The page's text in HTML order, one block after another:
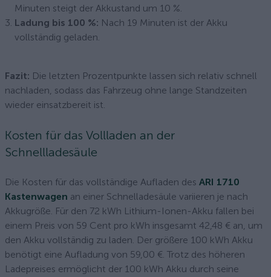
Minuten steigt der Akkustand um 10 %.
Ladung bis 100 %: Nach 19 Minuten ist der Akku
vollständig geladen.
Fazit: Die letzten Prozentpunkte lassen sich relativ schnell
nachladen, sodass das Fahrzeug ohne lange Standzeiten
wieder einsatzbereit ist.
Kosten für das Vollladen an der
Schnellladesäule
Die Kosten für das vollständige Aufladen des ARI 1710
Kastenwagen an einer Schnelladesäule variieren je nach
Akkugröße. Für den 72 kWh Lithium-Ionen-Akku fallen bei
einem Preis von 59 Cent pro kWh insgesamt 42,48 € an, um
den Akku vollständig zu laden. Der größere 100 kWh Akku
benötigt eine Aufladung von 59,00 €. Trotz des höheren
Ladepreises ermöglicht der 100 kWh Akku durch seine